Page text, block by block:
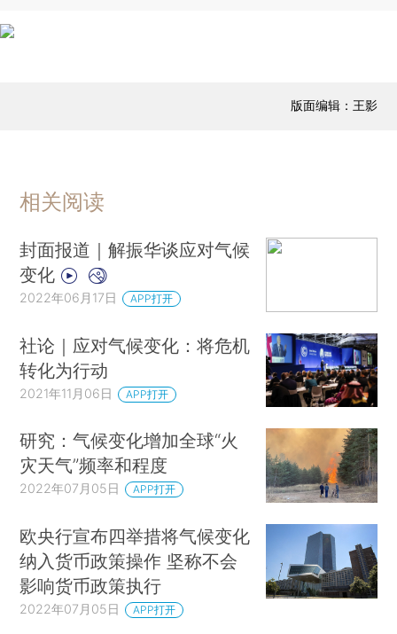
版面编辑：王影
相关阅读
封面报道｜解振华谈应对气候
变化
2022年06月17日 APP打开
社论｜应对气候变化：将危机
转化为行动
2021年11月06日 APP打开
研究：气候变化增加全球“火
灾天气”频率和程度
2022年07月05日 APP打开
欧央行宣布四举措将气候变化
纳入货币政策操作 坚称不会
影响货币政策执行
2022年07月05日 APP打开